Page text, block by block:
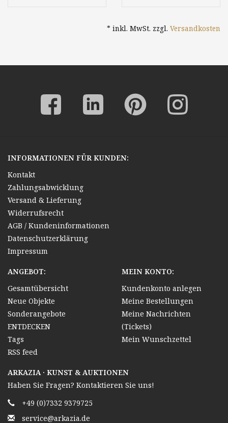
* inkl. MwSt. zzgl. Versandkosten
INFORMATIONEN FÜR KUNDEN:
Kontakt
Zahlungsabwicklung
Versand & Lieferung
Widerrufsrecht
AGB / Kundeninformationen
Datenschutzerklärung
Impressum
ANGEBOT:
Gesamtübersicht
Neue Objekte
Sonderangebote
ENTDECKEN
Tags
RSS feed
MEIN KONTO:
Kundenkonto anlegen
Meine Bestellungen
Meine Nachrichten
(Tickets)
Mein Wunschzettel
ARKAZIA · KUNST & AUKTIONEN
Haben Sie Fragen? Kontaktieren Sie uns!
+49 (0)7332 9379725
service@arkazia.de